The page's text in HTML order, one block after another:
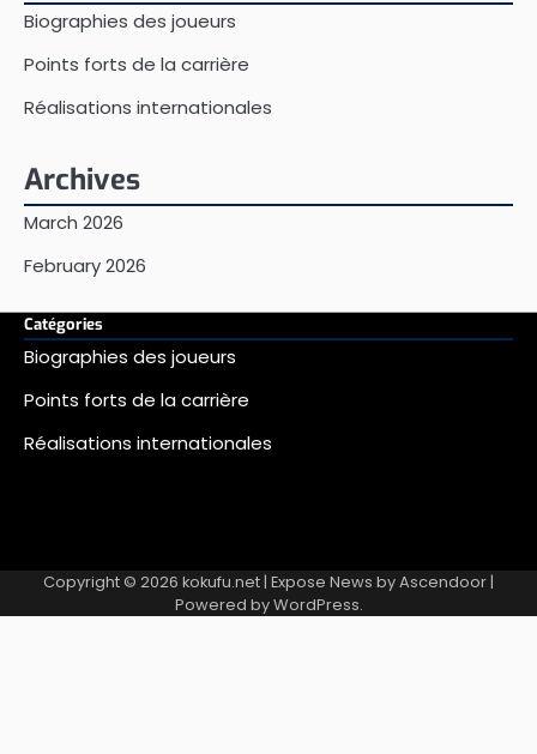
Biographies des joueurs
Points forts de la carrière
Réalisations internationales
Archives
March 2026
February 2026
Catégories
Biographies des joueurs
Points forts de la carrière
Réalisations internationales
Copyright © 2026 kokufu.net | Expose News byAscendoor |
Powered byWordPress.